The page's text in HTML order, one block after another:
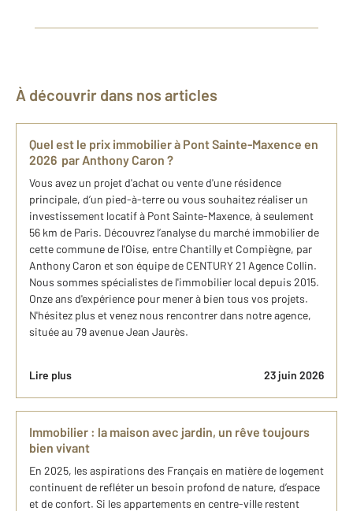
À découvrir dans nos articles
Quel est le prix immobilier à Pont Sainte-Maxence en
2026 par Anthony Caron ?
Vous avez un projet d'achat ou vente d'une résidence
principale, d’un pied-à-terre ou vous souhaitez réaliser un
investissement locatif à Pont Sainte-Maxence, à seulement
56 km de Paris. Découvrez l’analyse du marché immobilier de
cette commune de l'Oise, entre Chantilly et Compiègne, par
Anthony Caron et son équipe de CENTURY 21 Agence Collin.
Nous sommes spécialistes de l'immobilier local depuis 2015.
Onze ans d'expérience pour mener à bien tous vos projets.
N'hésitez plus et venez nous rencontrer dans notre agence,
située au 79 avenue Jean Jaurès.
Lire plus 23 juin 2026
Immobilier : la maison avec jardin, un rêve toujours
bien vivant
En 2025, les aspirations des Français en matière de logement
continuent de refléter un besoin profond de nature, d’espace
et de confort. Si les appartements en centre-ville restent